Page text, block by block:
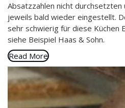
Absatzzahlen nicht
jeweils bald wieder eingestellt.
sehr schwierig für diese Küchen
siehe Beispiel Haas & Sohn.
Read More